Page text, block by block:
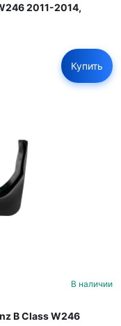
2011-2014,
Купить
В наличии
B Class W246